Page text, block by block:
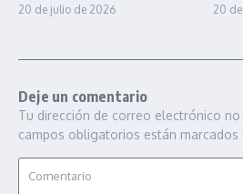
20 de julio de 2026 20
Deje un comentario
Tu dirección de correo electrónico no
campos obligatorios están marcados